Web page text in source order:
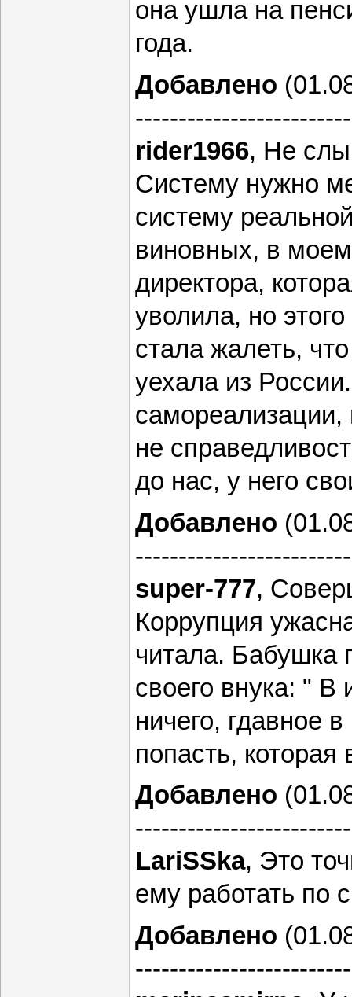
она ушла на
года.
Добавлено
rider1966, Не
Систему нужно
систему
виновных, в
директора,
уволила, но
стала жалеть,
уехала из
не
до нас, у него
Добавлено
super-777,
Коррупция
читала. Бабушка
своего внука: " В
ничего, гдавное
попасть, которая
Добавлено
LariSSka, Это
ему работать по
Добавлено